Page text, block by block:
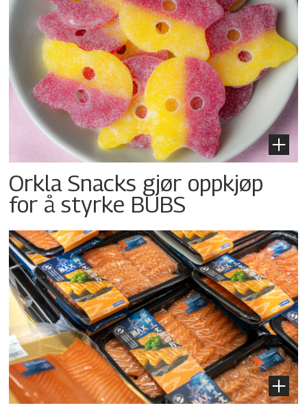
Orkla Snacks gjør oppkjøp
for å styrke BUBS